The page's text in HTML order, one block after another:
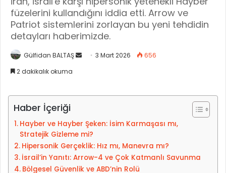
füzelerini kullandığını iddia etti. Arrow ve
Patriot sistemlerini zorlayan bu yeni tehdidin
detayları haberimizde.
Gülfidan BALTAŞ 3 Mart 2026
656
2 dakikalık okuma
Haber İçeriği
Hayber ve Hayber Şeken: İsim Karmaşası mı,
Stratejik Gizleme mi?
Hipersonik Gerçeklik: Hız mı, Manevra mı?
İsrail’in Yanıtı: Arrow-4 ve Çok Katmanlı Savunma
Bölgesel Güvenlik ve ABD’nin Rolü